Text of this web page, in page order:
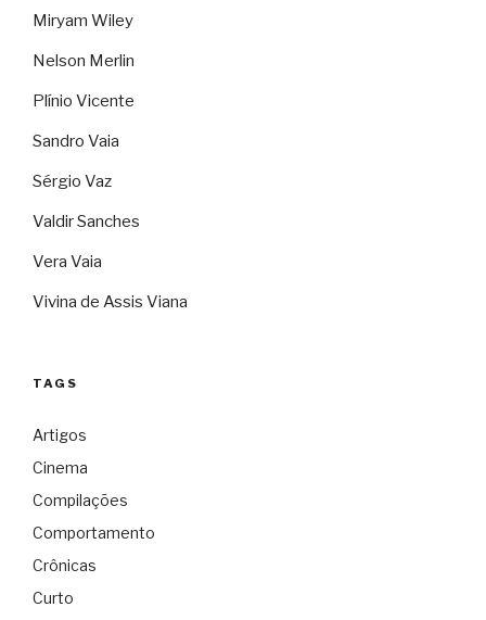
Miryam Wiley
Nelson Merlin
Plínio Vicente
Sandro Vaia
Sérgio Vaz
Valdir Sanches
Vera Vaia
Vivina de Assis Viana
TAGS
Artigos
Cinema
Compilações
Comportamento
Crônicas
Curto